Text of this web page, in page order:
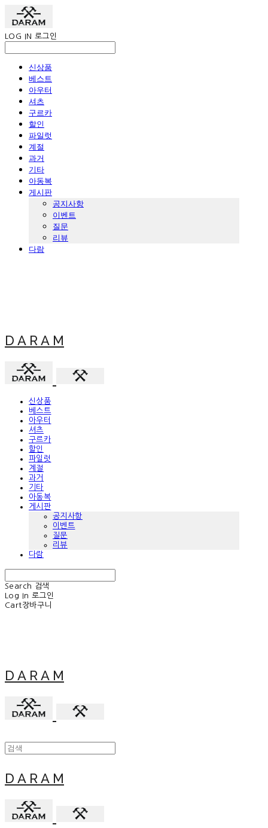
LOG IN 로그인
신상품
베스트
아우터
셔츠
구르카
할인
파일럿
계절
과거
기타
아동복
게시판
공지사항
이벤트
질문
리뷰
다람
D A R A M
신상품
베스트
아우터
셔츠
구르카
할인
파일럿
계절
과거
기타
아동복
게시판
공지사항
이벤트
질문
리뷰
다람
Search
검색
Log In 로그인
Cart장바구니
D A R A M
D A R A M